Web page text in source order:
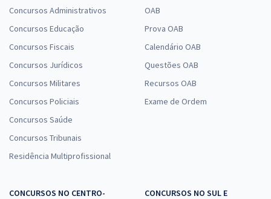
Concursos Administrativos
Concursos Educação
Concursos Fiscais
Concursos Jurídicos
Concursos Militares
Concursos Policiais
Concursos Saúde
Concursos Tribunais
Residência Multiprofissional
OAB
Prova OAB
Calendário OAB
Questões OAB
Recursos OAB
Exame de Ordem
CONCURSOS NO CENTRO-
CONCURSOS NO SUL E